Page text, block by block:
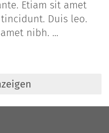
Etiam sit amet
Duis leo.
nibh. ...